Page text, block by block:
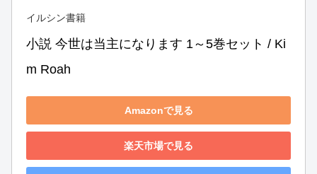
イルシン書籍
小説 今世は当主になります 1～5巻セット / Ki
m Roah
Amazonで見る
楽天市場で見る